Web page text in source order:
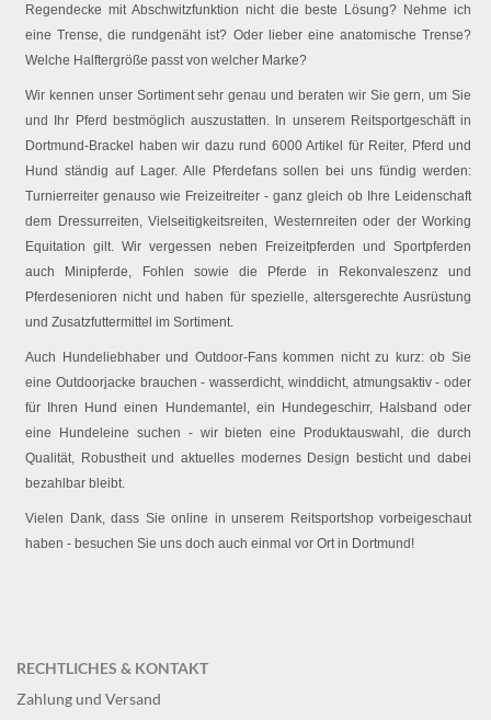
Regendecke mit Abschwitzfunktion nicht die beste Lösung? Nehme ich
eine Trense, die rundgenäht ist? Oder lieber eine anatomische Trense?
Welche Halftergröße passt von welcher Marke?
Wir kennen unser Sortiment sehr genau und beraten wir Sie gern, um Sie
und Ihr Pferd bestmöglich auszustatten. In unserem Reitsportgeschäft in
Dortmund-Brackel haben wir dazu rund 6000 Artikel für Reiter, Pferd und
Hund ständig auf Lager. Alle Pferdefans sollen bei uns fündig werden:
Turnierreiter genauso wie Freizeitreiter - ganz gleich ob Ihre Leidenschaft
dem Dressurreiten, Vielseitigkeitsreiten, Westernreiten oder der Working
Equitation gilt. Wir vergessen neben Freizeitpferden und Sportpferden
auch Minipferde, Fohlen sowie die Pferde in Rekonvaleszenz und
Pferdesenioren nicht und haben für spezielle, altersgerechte Ausrüstung
und Zusatzfuttermittel im Sortiment.
Auch Hundeliebhaber und Outdoor-Fans kommen nicht zu kurz: ob Sie
eine Outdoorjacke brauchen - wasserdicht, winddicht, atmungsaktiv - oder
für Ihren Hund einen Hundemantel, ein Hundegeschirr, Halsband oder
eine Hundeleine suchen - wir bieten eine Produktauswahl, die durch
Qualität, Robustheit und aktuelles modernes Design besticht und dabei
bezahlbar bleibt.
Vielen Dank, dass Sie online in unserem Reitsportshop vorbeigeschaut
haben - besuchen Sie uns doch auch einmal vor Ort in Dortmund!
RECHTLICHES & KONTAKT
Zahlung und Versand